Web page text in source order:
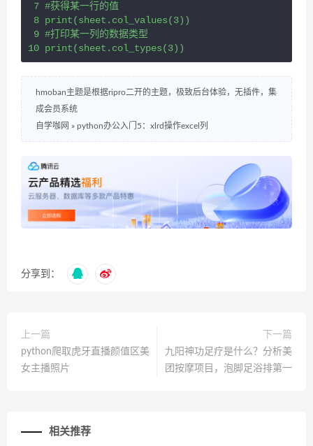
7 #获得某一行的值
8 print(sheet.col_values(3))
9 #打印某一列的数据类型
10 print(sheet.col_types(3))
hmoban主题是根据ripro二开的主题，极致后台体验，无插件，集
成会员系统
自学咖网 » python办公入门5：xlrd操作excel列
分享到：
上一篇
python爬取虎牙直播颜值区美
女主播照片
下一篇
九阳神功足疗是什么？分析美
团按摩项目，泡脚足浴排第一
相关推荐